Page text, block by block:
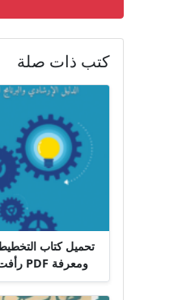
كتب ذات صلة
تحميل كتاب
ومعرفة PDF رأفت عبد العزيز الضحيان